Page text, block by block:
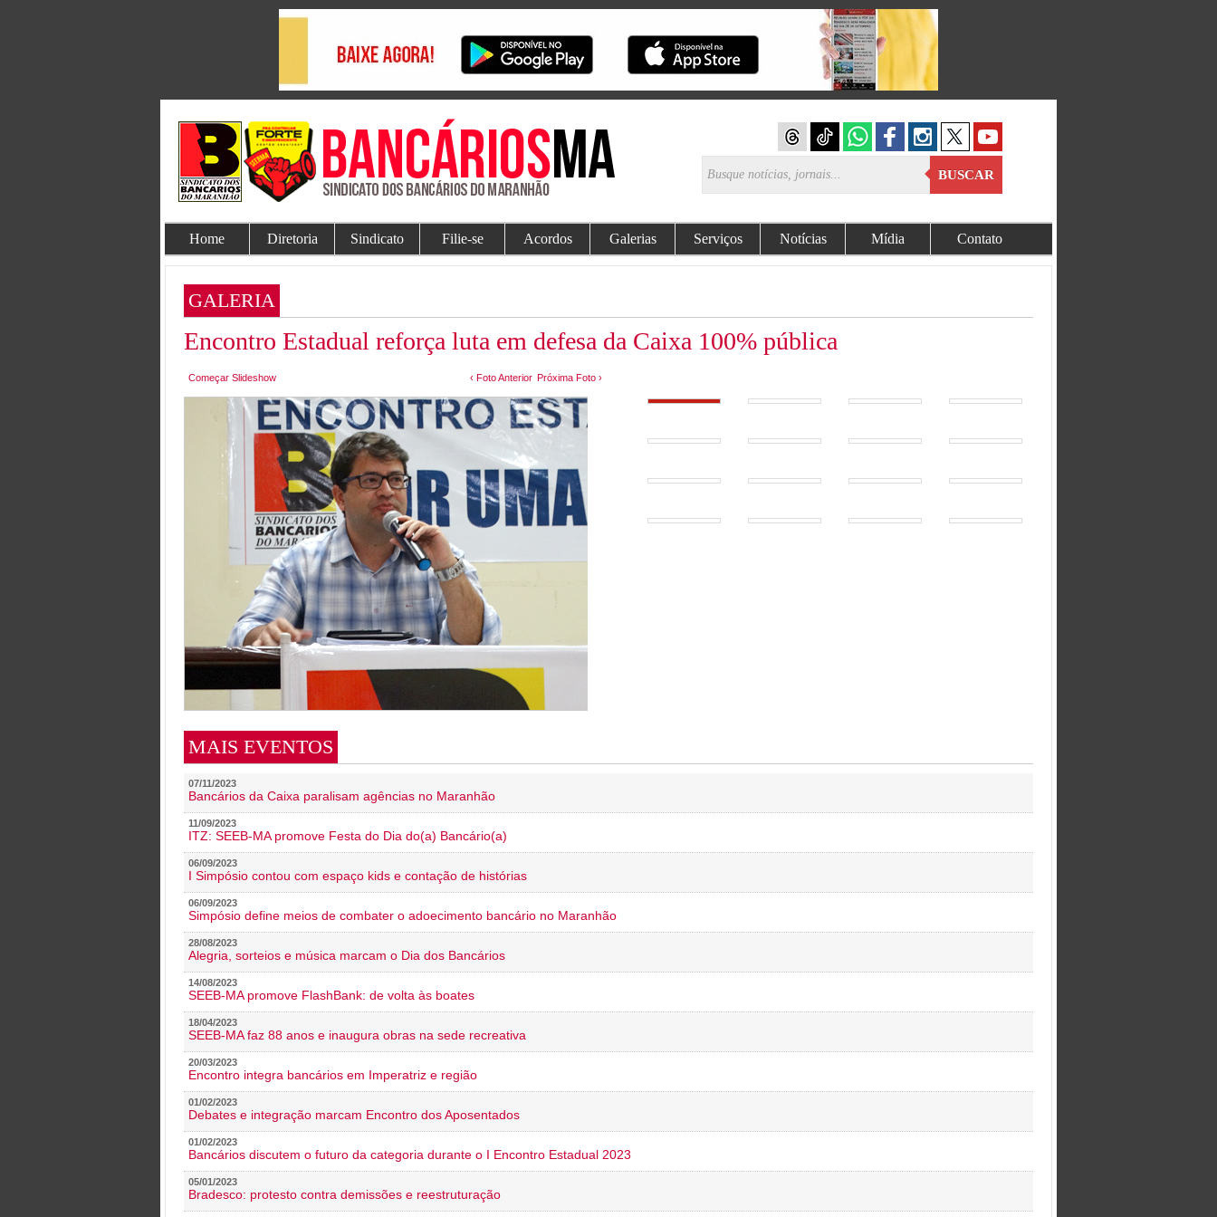
BUSCAR
Home Diretoria Sindicato Filie-se Acordos Galerias Serviços Notícias Mídia Contato
GALERIA
Encontro Estadual reforça luta em defesa da Caixa 100% pública
Começar Slideshow ‹ Foto Anterior Próxima Foto ›
MAIS EVENTOS
07/11/2023
Bancários da Caixa paralisam agências no Maranhão
11/09/2023
ITZ: SEEB-MA promove Festa do Dia do(a) Bancário(a)
06/09/2023
I Simpósio contou com espaço kids e contação de histórias
06/09/2023
Simpósio define meios de combater o adoecimento bancário no Maranhão
28/08/2023
Alegria, sorteios e música marcam o Dia dos Bancários
14/08/2023
SEEB-MA promove FlashBank: de volta às boates
18/04/2023
SEEB-MA faz 88 anos e inaugura obras na sede recreativa
20/03/2023
Encontro integra bancários em Imperatriz e região
01/02/2023
Debates e integração marcam Encontro dos Aposentados
01/02/2023
Bancários discutem o futuro da categoria durante o I Encontro Estadual 2023
05/01/2023
Bradesco: protesto contra demissões e reestruturação